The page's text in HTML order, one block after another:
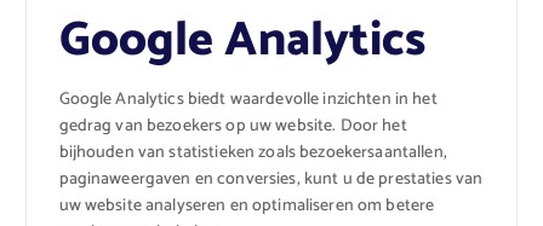
Google Analytics
Google Analytics biedt waardevolle inzichten in het
gedrag van bezoekers op uw website. Door het
bijhouden van statistieken zoals bezoekersaantallen,
paginaweergaven en conversies, kunt u de prestaties van
uw website analyseren en optimaliseren om betere